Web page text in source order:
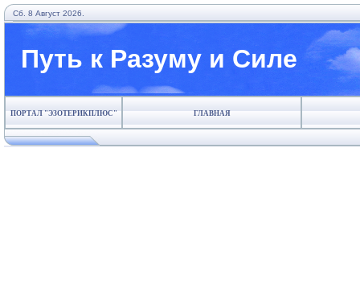
Сб. 8 Август 2026.
Путь к Разуму и Силе
ПОРТАЛ "ЭЗОТЕРИКПЛЮС" ГЛАВНАЯ